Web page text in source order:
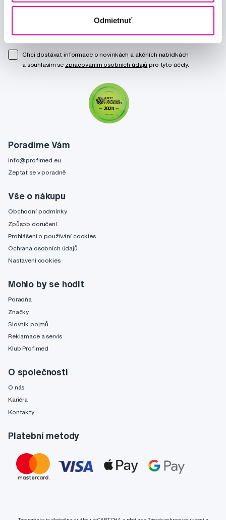
Odmietnuť
Poradíme Vám
info@profimed.eu
Zeptat se v poradně
Vše o nákupu
Obchodní podmínky
Způsob doručení
Prohlášení o používání cookies
Ochrana osobních údajů
Nastavení cookies
Mohlo by se hodit
Poradňa
Značky
Slovník pojmů
Reklamace a servis
Klub Profimed
O společnosti
O nás
Kariéra
Kontakty
Platební metody
Chci dostávat informace o novinkách a akčních nabídkách
a souhlasím se zpracováním osobních údajů pro tyto účely.